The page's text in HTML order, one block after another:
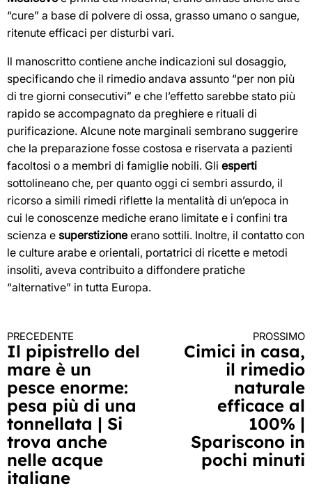
“cure” a base di polvere di ossa, grasso umano o sangue,
ritenute efficaci per disturbi vari.
Il manoscritto contiene anche indicazioni sul dosaggio,
specificando che il rimedio andava assunto “per non più
di tre giorni consecutivi” e che l’effetto sarebbe stato più
rapido se accompagnato da preghiere e rituali di
purificazione. Alcune note marginali sembrano suggerire
che la preparazione fosse costosa e riservata a pazienti
facoltosi o a membri di famiglie nobili. Gli esperti
sottolineano che, per quanto oggi ci sembri assurdo, il
ricorso a simili rimedi riflette la mentalità di un’epoca in
cui le conoscenze mediche erano limitate e i confini tra
scienza e superstizione erano sottili. Inoltre, il contatto con
le culture arabe e orientali, portatrici di ricette e metodi
insoliti, aveva contribuito a diffondere pratiche
“alternative” in tutta Europa.
Continua
a
leggere
PRECEDENTE
Il pipistrello del
mare è un
pesce enorme:
pesa più di una
tonnellata | Si
trova anche
nelle acque
italiane
PROSSIMO
Cimici in casa,
il rimedio
naturale
efficace al
100% |
Spariscono in
pochi minuti